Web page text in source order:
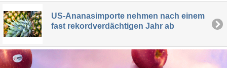
US-Ananasimporte nehmen nach einem
fast rekordverdächtigen Jahr ab